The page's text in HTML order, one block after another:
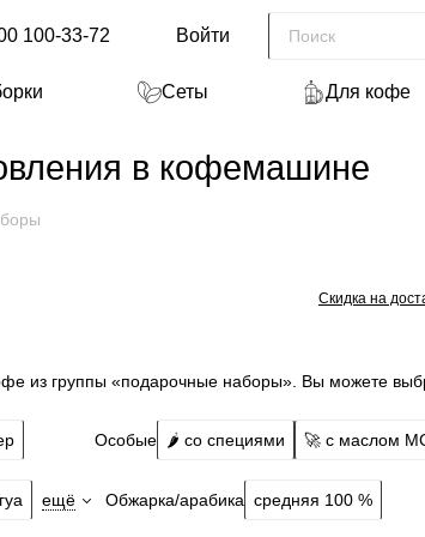
100-33-72 Войти
Сеты Для кофе
в кофемашине
Скидка на
из группы «подарочные наборы». Вы можете
Особые 🌶️ со специями 🚀 с маслом
ещё Обжарка/арабика средняя 100 %